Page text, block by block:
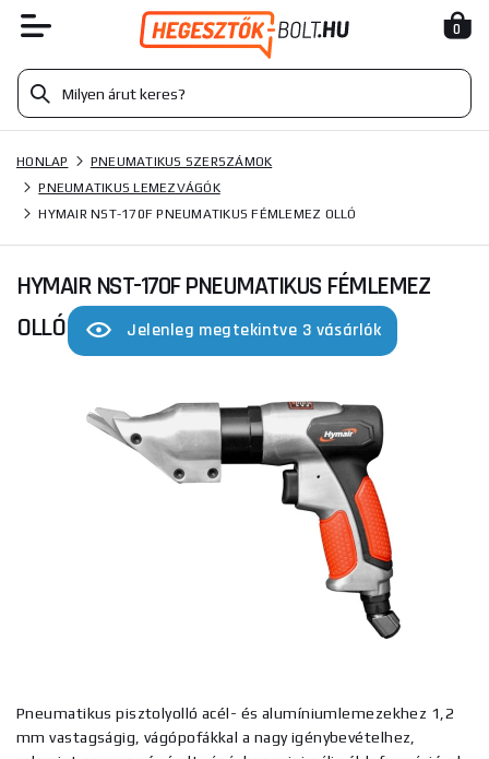
0
HONLAP
PNEUMATIKUS SZERSZÁMOK
PNEUMATIKUS LEMEZVÁGÓK
HYMAIR NST-170F PNEUMATIKUS FÉMLEMEZ OLLÓ
HYMAIR NST-170F PNEUMATIKUS FÉMLEMEZ
OLLÓ
Jelenleg megtekintve 3 vásárlók
Pneumatikus pisztolyolló acél- és alumíniumlemezekhez 1,2
mm vastagságig, vágópofákkal a nagy igénybevételhez,